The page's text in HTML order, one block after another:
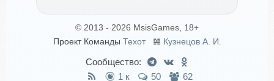
© 2013 - 2026 MsisGames, 18+
Проект Команды Техот 𝌴 Кузнецов А. И.
Сообщество:
1 к
50 62